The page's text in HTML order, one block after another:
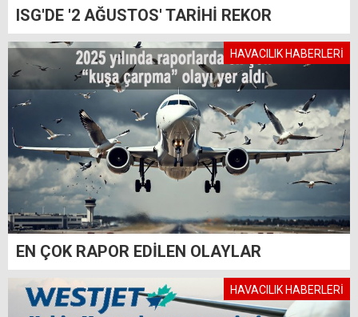
ISG'DE '2 AĞUSTOS' TARİHİ REKOR
HAVACILIK HABERLERİ
EN ÇOK RAPOR EDİLEN OLAYLAR
HAVACILIK HABERLERİ